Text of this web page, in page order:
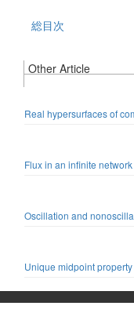
総目次
Other Article
Real hypersurfaces of
Flux in an infinite network
Oscillation and
Unique midpoint